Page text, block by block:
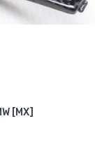
[MX]